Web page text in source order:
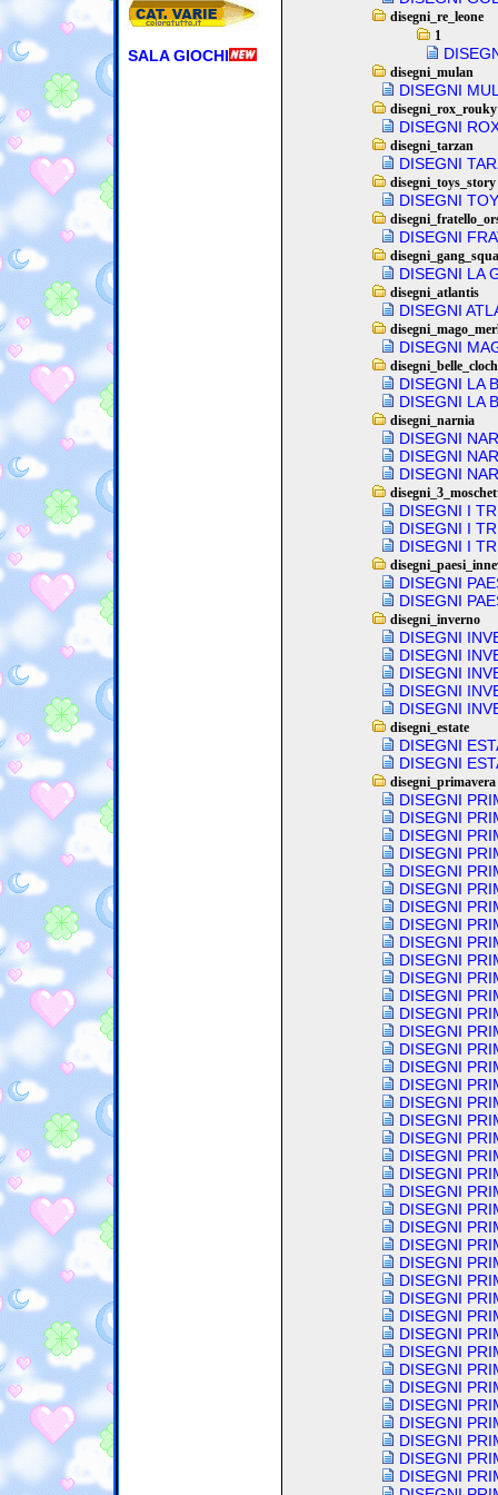
SALA GIOCHI
disegni_re_leone
1
disegni_mulan
DISEGNI
disegni_rox_rouky
DISEGNI
disegni_tarzan
DISEGNI
disegni_toys_story
DISEGNI
DISEGNI
DISEGNI LA
disegni_atlantis
DISEGNI
DISEGNI
DISEGNI LA
DISEGNI LA
disegni_narnia
DISEGNI
DISEGNI
DISEGNI
DISEGNI I
DISEGNI I
DISEGNI I
DISEGNI
DISEGNI
disegni_inverno
DISEGNI
DISEGNI
DISEGNI
DISEGNI
DISEGNI
disegni_estate
DISEGNI
DISEGNI
disegni_primavera
DISEGNI
DISEGNI
DISEGNI
DISEGNI
DISEGNI
DISEGNI
DISEGNI
DISEGNI
DISEGNI
DISEGNI
DISEGNI
DISEGNI
DISEGNI
DISEGNI
DISEGNI
DISEGNI
DISEGNI
DISEGNI
DISEGNI
DISEGNI
DISEGNI
DISEGNI
DISEGNI
DISEGNI
DISEGNI
DISEGNI
DISEGNI
DISEGNI
DISEGNI
DISEGNI
DISEGNI
DISEGNI
DISEGNI
DISEGNI
DISEGNI
DISEGNI
DISEGNI
DISEGNI
DISEGNI